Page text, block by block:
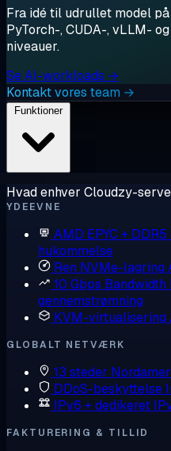
Fra idé til udrullet model
PyTorch-, CUDA-, vLLM-
niveauer.
Se AI-workloads →
Kontakt vores team →
Funktioner
Hvad enhver Cloudzy-
YDEEVNE
AMD EPYC + DDR5
hukommelse
Ren NVMe-lagring
10 Gbps Bandwidth
gennemstrømning
KVM-virtualisering
GLOBALT NETVÆRK
13 steder
DDoS-beskyttelse
IPv6 + dedikeret
FAKTURERING & TILLID